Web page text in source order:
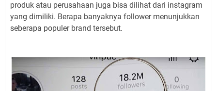
produk atau perusahaan juga bisa dilihat dari instagram
yang dimiliki. Berapa banyaknya follower menunjukkan
seberapa populer brand tersebut.